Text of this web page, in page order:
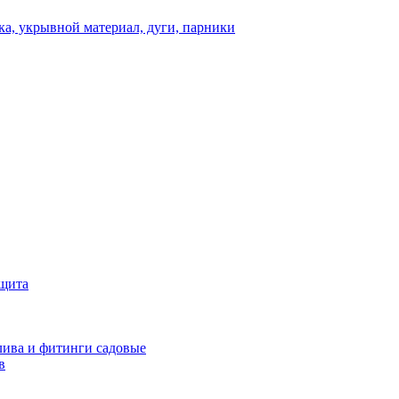
укрывной материал, дуги, парники
и фитинги садовые